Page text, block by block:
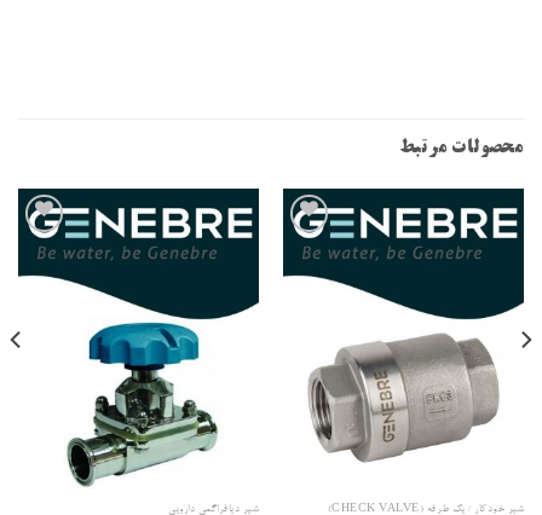
محصولات مرتبط
شیر خودکار / یک طرفه (CHECK VALVE) شیر دیافراگمی دارویی